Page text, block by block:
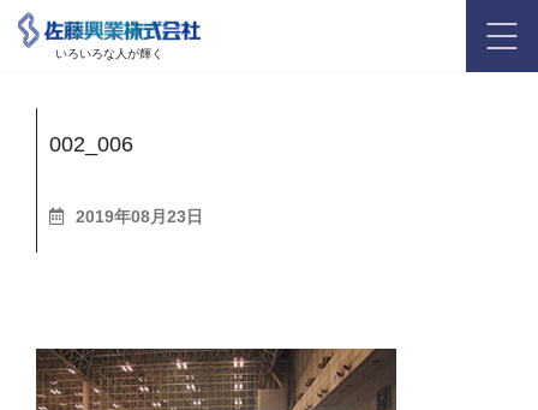
いろいろな人が輝く
002_006
2019年08月23日